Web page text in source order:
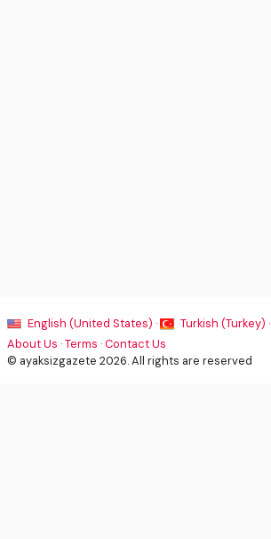
English (United States) ·
Turkish (Turkey) ·
About Us ·Terms ·Contact Us
© ayaksizgazete 2026. All rights are reserved